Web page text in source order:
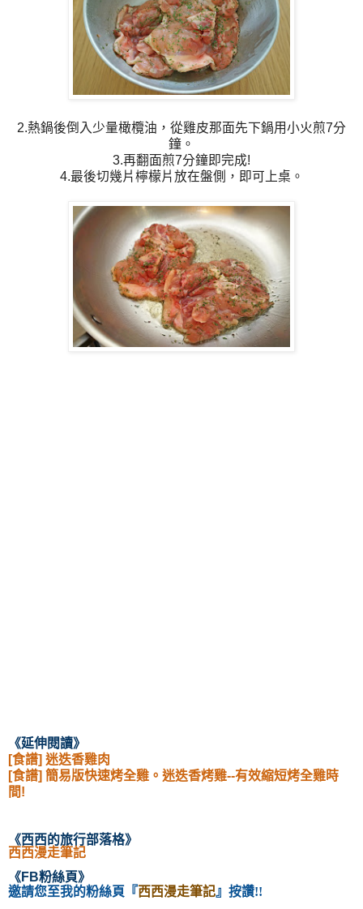
2.熱鍋後倒入少量橄欖油，從雞皮那面先下鍋用小火煎7分
鐘。
3.再翻面煎7分鐘即完成!
4.最後切幾片檸檬片放在盤側，即可上桌。
《延伸閱讀》
[食譜] 迷迭香雞肉
[食譜] 簡易版快速烤全雞。迷迭香烤雞--有效縮短烤全雞時
間!
《西西的旅行部落格》
西西漫走筆記
《FB粉絲頁》
邀請您至我的粉絲頁
『西西漫走筆記』按讚!!